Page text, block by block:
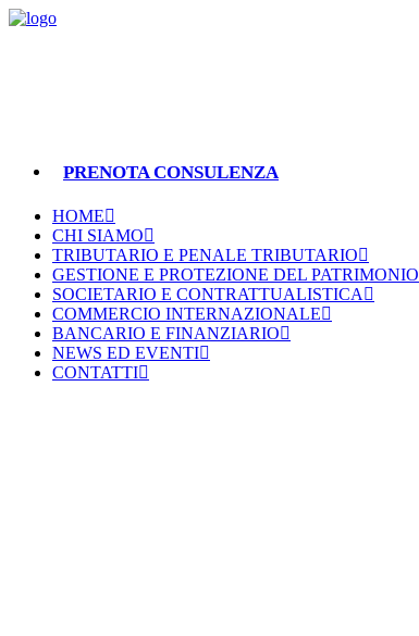
PRENOTA CONSULENZA
HOME
CHI SIAMO
TRIBUTARIO E PENALE TRIBUTARIO
GESTIONE E PROTEZIONE DEL PATRIMONIO
SOCIETARIO E CONTRATTUALISTICA
COMMERCIO INTERNAZIONALE
BANCARIO E FINANZIARIO
NEWS ED EVENTI
CONTATTI